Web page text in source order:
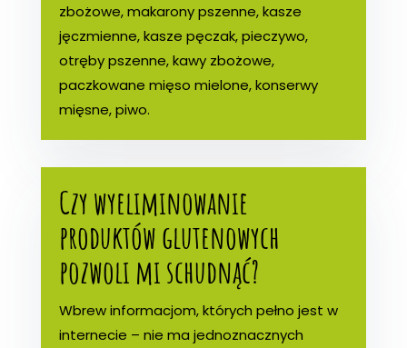
zbożowe, makarony pszenne, kasze
jęczmienne, kasze pęczak, pieczywo,
otręby pszenne, kawy zbożowe,
paczkowane mięso mielone, konserwy
mięsne, piwo.
Czy wyeliminowanie
produktów glutenowych
pozwoli mi schudnąć?
Wbrew informacjom, których pełno jest w
internecie – nie ma jednoznacznych